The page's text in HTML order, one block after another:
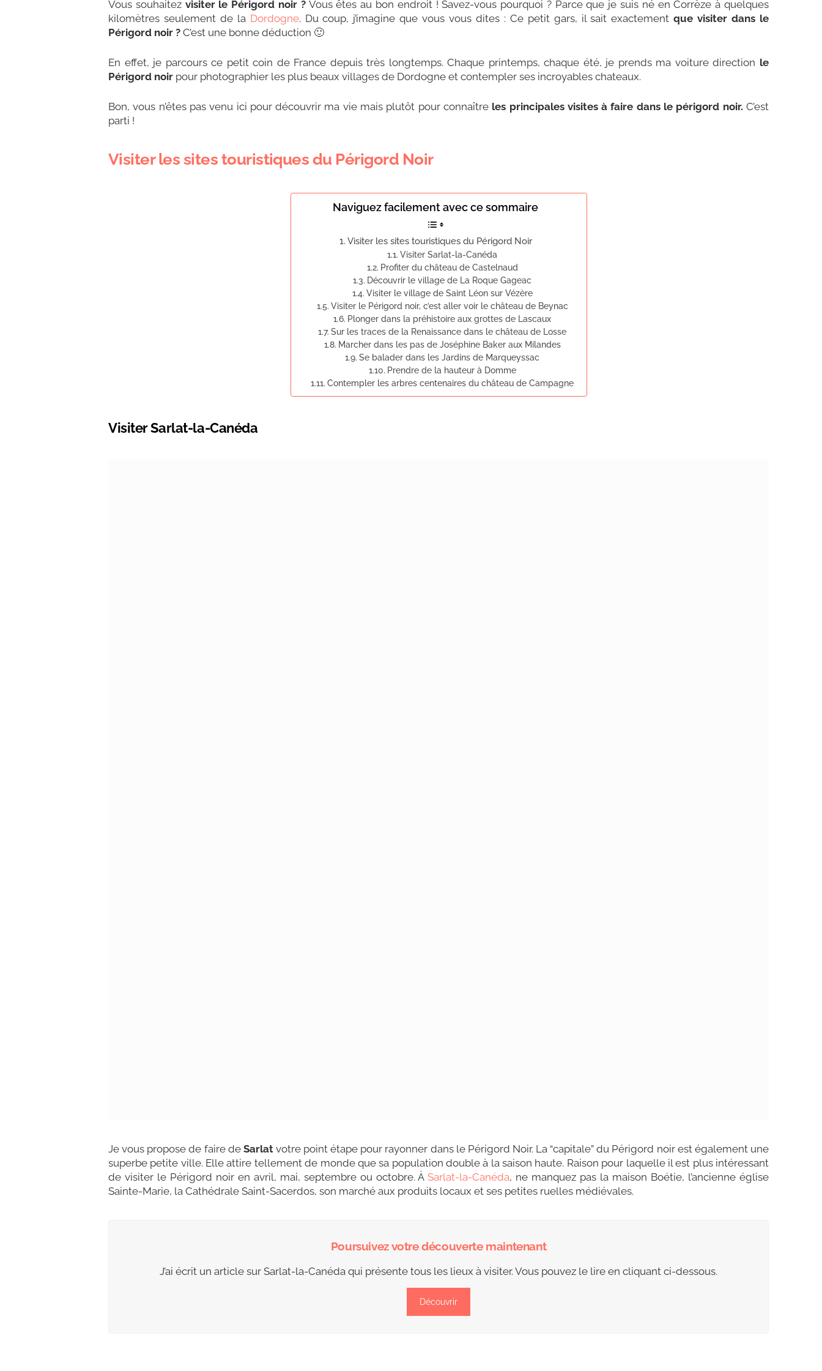
Vous souhaitez visiter le Périgord noir ?Vous êtes au bon endroit ! Savez-vous pourquoi ? Parce que je suis né en Corrèze à quelques
kilomètres seulement de la Dordogne. Du coup, j’imagine que vous vous dites : Ce petit gars, il sait exactementque visiter dans le
Périgord noir ? C’est une bonne déduction 🙂
En effet, je parcours ce petit coin de France depuis très longtemps. Chaque printemps, chaque été, je prends ma voiture direction le
Périgord noir pour photographier les plus beaux villages de Dordogne et contempler ses incroyables chateaux.
Bon, vous n’êtes pas venu ici pour découvrir ma vie mais plutôt pour connaître les principales visites à faire dans le périgord noir.C’est
parti !
Visiter les sites touristiques du Périgord Noir
Naviguez facilement avec ce sommaire
Visiter les sites touristiques du Périgord Noir
Visiter Sarlat-la-Canéda
Profiter du château de Castelnaud
Découvrir le village de La Roque Gageac
Visiter le village de Saint Léon sur Vézère
Visiter le Périgord noir, c’est aller voir le château de Beynac
Plonger dans la préhistoire aux grottes de Lascaux
Sur les traces de la Renaissance dans le château de Losse
Marcher dans les pas de Joséphine Baker aux Milandes
Se balader dans les Jardins de Marqueyssac
Prendre de la hauteur à Domme
Contempler les arbres centenaires du château de Campagne
Visiter Sarlat-la-Canéda
Je vous propose de faire de Sarlatvotre point étape pour rayonner dans le Périgord Noir. La “capitale” du Périgord noir est également une
superbe petite ville. Elle attire tellement de monde que sa population double à la saison haute. Raison pour laquelle il est plus intéressant
de visiter le Périgord noir en avril, mai, septembre ou octobre. ÀSarlat-la-Canéda, ne manquez pas la maison Boétie, l’ancienne église
Sainte-Marie, la Cathédrale Saint-Sacerdos, son marché aux produits locaux et ses petites ruelles médiévales.
Poursuivez votre découverte maintenant
J’ai écrit un article sur Sarlat-la-Canéda qui présente tous les lieux à visiter. Vous pouvez le lire en cliquant ci-dessous.
Découvrir